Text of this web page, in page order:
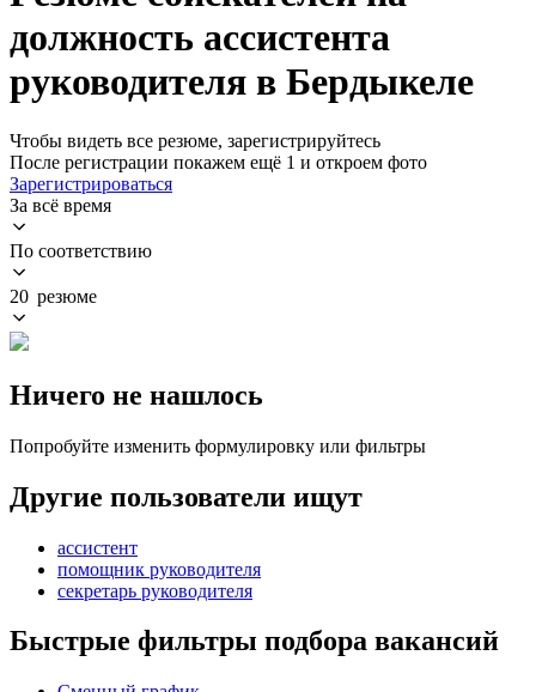
должность ассистента
руководителя в Бердыкеле
Чтобы видеть все резюме, зарегистрируйтесь
После регистрации покажем ещё 1 и откроем фото
Зарегистрироваться
За всё время
По соответствию
20 резюме
Ничего не нашлось
Попробуйте изменить формулировку или фильтры
Другие пользователи ищут
ассистент
помощник руководителя
секретарь руководителя
Быстрые фильтры подбора вакансий